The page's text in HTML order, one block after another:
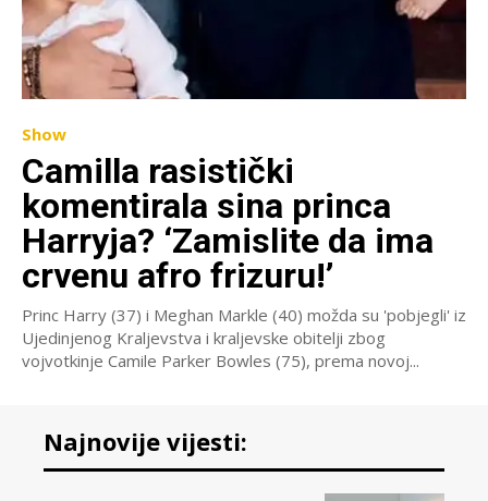
Show
Camilla rasistički
komentirala sina princa
Harryja? ‘Zamislite da ima
crvenu afro frizuru!’
Princ Harry (37) i Meghan Markle (40) možda su 'pobjegli' iz
Ujedinjenog Kraljevstva i kraljevske obitelji zbog
vojvotkinje Camile Parker Bowles (75), prema novoj...
Najnovije vijesti: